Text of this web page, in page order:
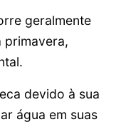
geralmente
primavera,
devido à sua
água em suas